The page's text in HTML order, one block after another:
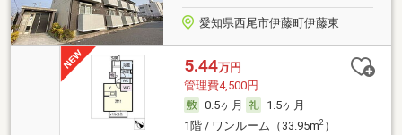
愛知県西尾市伊藤町伊藤東
5.44万円
管理費4,500円
0.5ヶ月
1.5ヶ月
1階 / ワンルーム（33.95m2）